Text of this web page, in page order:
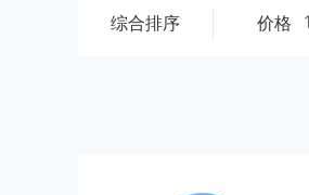
综合排序 价格